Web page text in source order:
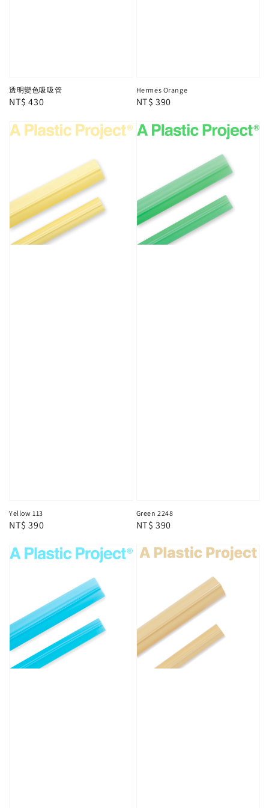
透明變色吸吸管
Regular
NT$ 430
Hermes Orange
Regular
NT$ 390
Yellow 113
Regular
NT$ 390
Green 2248
Regular
NT$ 390